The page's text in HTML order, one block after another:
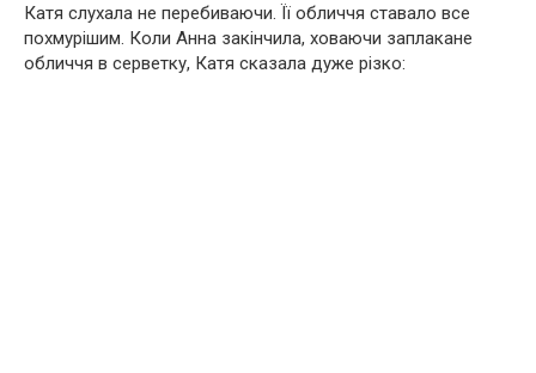
Катя слухала не перебиваючи. Її обличчя ставало все
похмурішим. Коли Анна закінчила, ховаючи заплакане
обличчя в серветку, Катя сказала дуже різко: